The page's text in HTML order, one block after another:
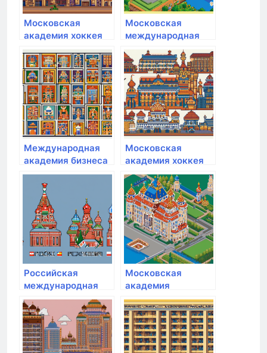
Московская
академия хоккея
Московская
международная
академия
Международная
академия бизнеса
и новых технологий
Московская
академия хоккея
Российская
международная
академия туризма
Московская
академия
Следственного
комитета РФ